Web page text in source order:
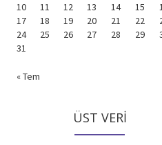
10
11 12 13 14 15
17
18 19 20 21 22
24
25 26 27 28 29
31
« Tem
ÜST VERI